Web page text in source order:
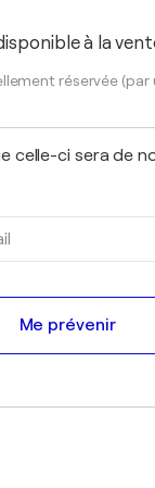
à la
réservée (par
celle-ci sera de
Me prévenir